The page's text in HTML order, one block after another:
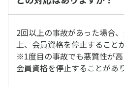
2回以上の事故があった場合
上、会員資格を停止すること
※1度目の事故でも悪質性が
会員資格を停止することがあ